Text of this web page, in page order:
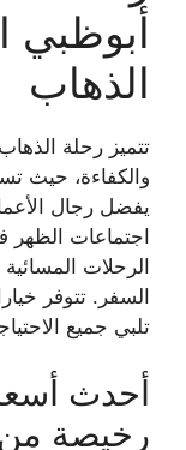
أبوظبي
الذهاب
تتميز رحلة
والكفاءة، حيث
يفضل رجال
اجتماعات الظهر
الرحلات
السفر. تتوفر
تلبي جميع
أحدث
رخيصة من